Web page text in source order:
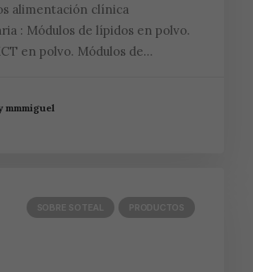
alimentación clínica
: Módulos de lípidos en polvo.
en polvo. Módulos de…
mmmiguel
SOBRE SOTEAL PRODUCTOS